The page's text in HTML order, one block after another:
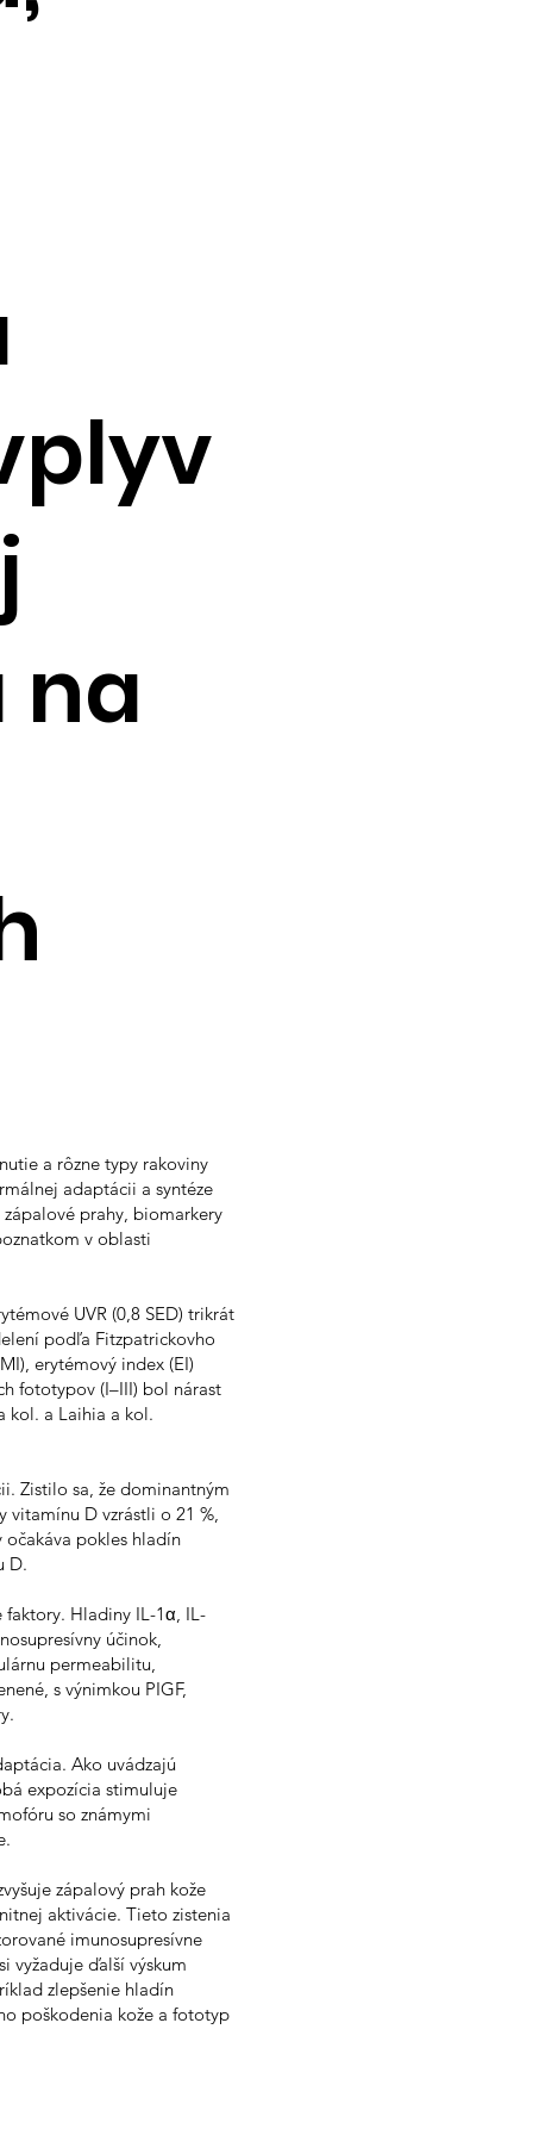
na
a rôzne typy rakoviny
adaptácii a syntéze
prahy, biomarkery
v oblasti
UVR (0,8 SED) trikrát
podľa Fitzpatrickovho
erytémový index (EI)
fototypov (I–III) bol nárast
kol. a Laihia a kol.
Zistilo sa, že dominantným
D vzrástli o 21 %,
pokles hladín
D.
faktory. Hladiny IL-1α, IL-
účinok,
permeabilitu,
s výnimkou PIGF,
Ako uvádzajú
expozícia stimuluje
so známymi
zápalový prah kože
aktivácie. Tieto zistenia
imunosupresívne
vyžaduje ďalší výskum
zlepšenie hladín
poškodenia kože a fototyp